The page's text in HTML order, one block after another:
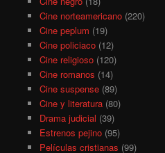
Cine norteamericano(220)
Cine peplum (19)
Cine policiaco(12)
Cine religioso(120)
Cine romanos (14)
Cine suspense(89)
Cine y literatura(80)
Drama judicial (39)
Estrenos pejino(95)
Películas cristianas (99)